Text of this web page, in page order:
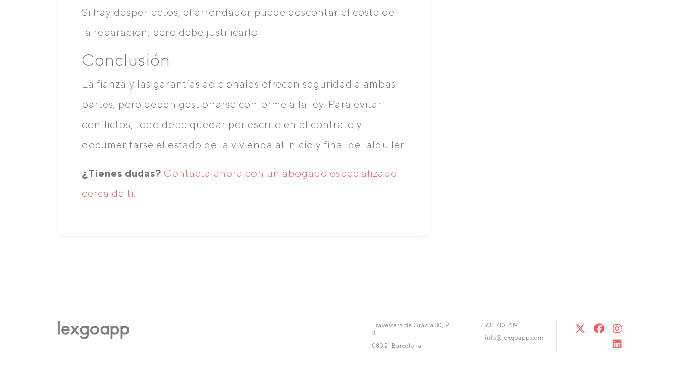
Si hay desperfectos, el arrendador puede descontar el coste de
la reparación, pero debe justificarlo.
Conclusión
La fianza y las garantías adicionales ofrecen seguridad a ambas
partes, pero deben gestionarse conforme a la ley. Para evitar
conflictos, todo debe quedar por escrito en el contrato y
documentarse el estado de la vivienda al inicio y final del alquiler.
¿Tienes dudas? Contacta ahora con un abogado especializado
cerca de ti
Travessera de Gràcia 30, Pl.
3
08021 Barcelona
932 710 239
info@lexgoapp.com